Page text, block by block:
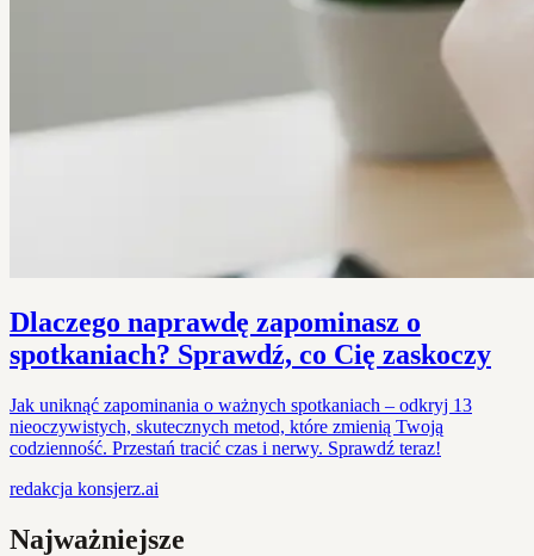
Dlaczego naprawdę zapominasz o
spotkaniach? Sprawdź, co Cię zaskoczy
Jak uniknąć zapominania o ważnych spotkaniach – odkryj 13
nieoczywistych, skutecznych metod, które zmienią Twoją
codzienność. Przestań tracić czas i nerwy. Sprawdź teraz!
redakcja konsjerz.ai
Najważniejsze